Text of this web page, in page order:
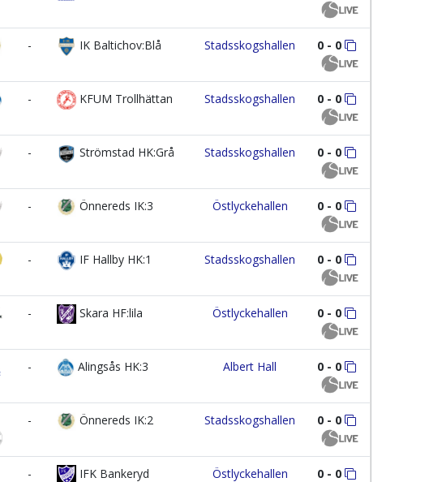
- IK Baltichov:Blå Stadsskogshallen 0 - 0
- KFUM Trollhättan Stadsskogshallen 0 - 0
- Strömstad HK:Grå Stadsskogshallen 0 - 0
- Önnereds IK:3 Östlyckehallen 0 - 0
- IF Hallby HK:1 Stadsskogshallen 0 - 0
- Skara HF:lila Östlyckehallen 0 - 0
- Alingsås HK:3 Albert Hall 0 - 0
- Önnereds IK:2 Stadsskogshallen 0 - 0
- IFK Bankeryd Östlyckehallen 0 - 0